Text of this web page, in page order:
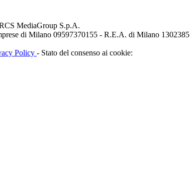
MediaGroup S.p.A.
di Milano 09597370155 - R.E.A. di Milano 1302385
Policy - Stato del consenso ai cookie: